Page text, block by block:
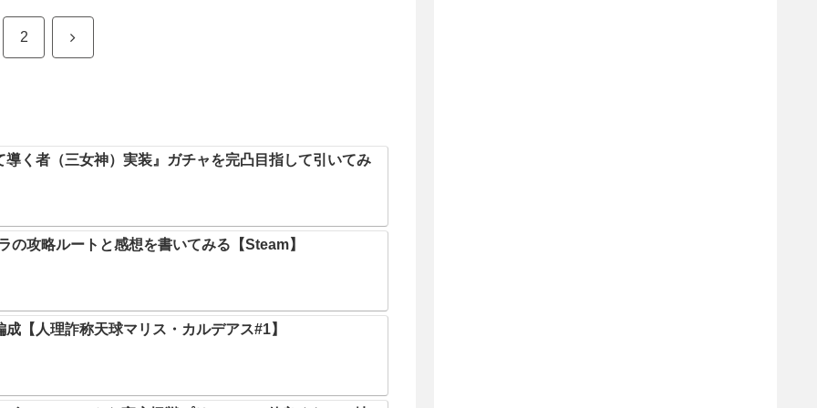
2 次
く者（三女神）実装』ガチャを完凸目指して引いてみ
攻略ルートと感想を書いてみる【Steam】
【人理詐称天球マリス・カルデアス#1】